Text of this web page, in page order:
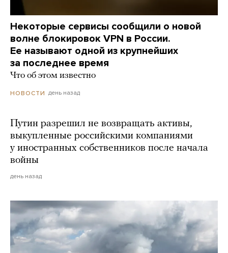
Некоторые сервисы сообщили о новой
волне блокировок VPN в России.
Ее называют одной из крупнейших
за последнее время
Что об этом известно
НОВОСТИ день назад
Путин разрешил не возвращать активы,
выкупленные российскими компаниями
у иностранных собственников после начала
войны
день назад